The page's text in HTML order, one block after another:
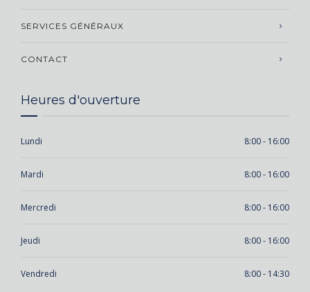
SERVICES GÉNÉRAUX
CONTACT
Heures d'ouverture
Lundi 8:00 - 16:00
Mardi 8:00 - 16:00
Mercredi 8:00 - 16:00
Jeudi 8:00 - 16:00
Vendredi 8:00 - 14:30